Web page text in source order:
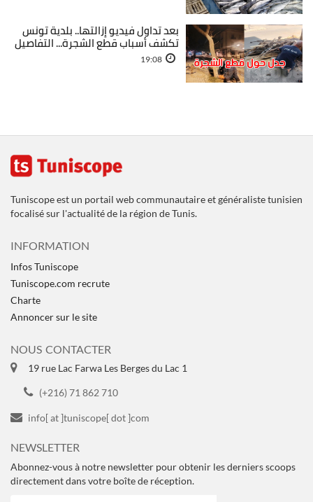
بعد تداول فيديو إزالتها.. بلدية تونس
تكشف أسباب قطع الشجرة... التفاصيل
19:08
Tuniscope est un portail web communautaire et généraliste tunisien
focalisé sur l'actualité de la région de Tunis.
INFORMATION
Infos Tuniscope
Tuniscope.com recrute
Charte
Annoncer sur le site
NOUS CONTACTER
19 rue Lac Farwa Les Berges du Lac 1
(+216) 71 862 710
info[ at ]tuniscope[ dot ]com
NEWSLETTER
Abonnez-vous à notre newsletter pour obtenir les derniers scoops
directement dans votre boîte de réception.